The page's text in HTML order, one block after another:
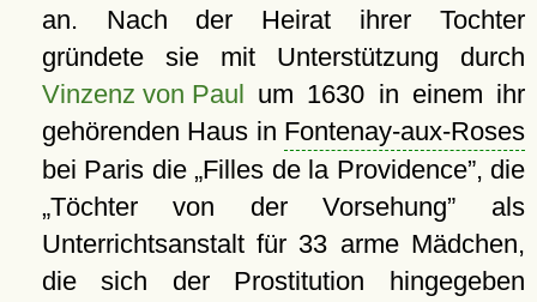
an. Nach der Heirat ihrer Tochter
gründete sie mit Unterstützung durch
Vinzenz von Paul
um 1630 in einem ihr
gehörenden Haus in Fontenay-aux-Roses
bei Paris die Filles de la Providence , die
Töchter von der Vorsehung
als
Unterrichtsanstalt für 33 arme Mädchen,
die sich der Prostitution hingegeben